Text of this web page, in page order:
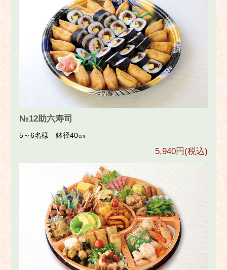
№12助六寿司
5～6名様 鉢径40㎝
5,940円(税込)